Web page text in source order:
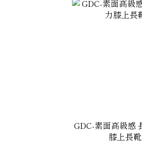
GDC-素面高級感
膝上長